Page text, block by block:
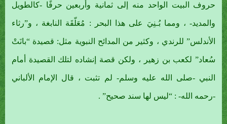
حروف البيت الواحد منه إلى ثمانية وأربعين حرفًا -كالطويل
والمديد- ، ومما بُـنِيَ على هذا البحر : مُعَلّقَة النابغة ، و”رثاء
الأندلس” للرندي ، وكثير من المدائح النبوية مثل: قصيدة “بانَتْ
سُعاد” لكعب بن زهير ، ولكن قصة إنشاده لتلك القصيدة أمام
النبي -صلى الله عليه وسلم- لم تثبت ، قال الإمام الألباني
-رحمه الله- : “ليس لها سند صحيح” .